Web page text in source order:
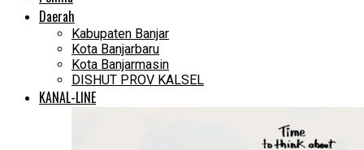
Daerah
Kabupaten Banjar
Kota Banjarbaru
Kota Banjarmasin
DISHUT PROV KALSEL
KANAL-LINE